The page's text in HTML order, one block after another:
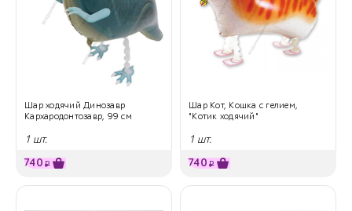
Шар ходячий Динозавр
Кархародонтозавр, 99 см
1 шт.
740 ₽
Шар Кот, Кошка с гелием,
"Котик ходячий"
1 шт.
740 ₽